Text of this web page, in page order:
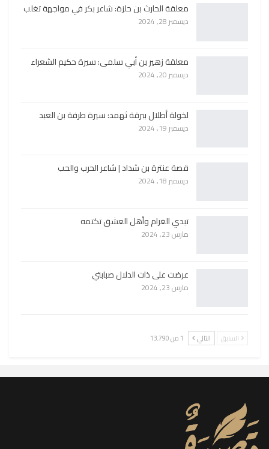
معلقة الحارث بن حلزة: شاعر بكر في مواجهة تغلب
ديسمبر 28, 2024
معلقة زهير بن أبي سلمى: سيرة حكيم الشعراء
ديسمبر 20, 2024
لخولة أطلال ببرقة ثهمد: سيرة طرفة بن العبد
ديسمبر 19, 2024
قصة عنترة بن شداد | شاعر الحرب والحب
ديسمبر 18, 2024
تبدي الغرام وأهل العشق تكتمه
مارس 23, 2024
عرضت على ذات الدلال صبابتي
مارس 23, 2024
السابق التالي 1 من 13٬790